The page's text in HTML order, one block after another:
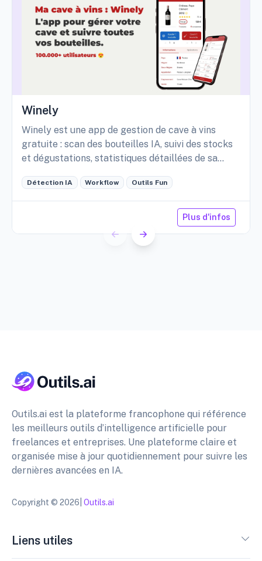
Winely
Winely est une app de gestion de cave à vins
gratuite : scan des bouteilles IA, suivi des stocks
et dégustations, statistiques détaillées de sa
Détection IA Workflow Outils Fun
Plus d'infos
Outils.ai est la plateforme francophone qui référence
les meilleurs outils d’intelligence artificielle pour
freelances et entreprises. Une plateforme claire et
organisée mise à jour quotidiennement pour suivre les
dernières avancées en IA.
Copyright © 2026| Outils.ai
Liens utiles